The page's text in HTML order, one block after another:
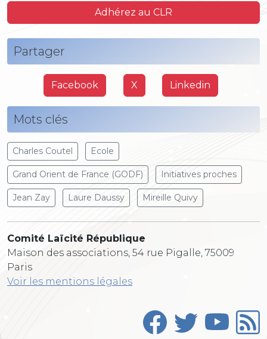
Adhérez au CLR
Partager
Facebook X Linkedin
Mots clés
Charles Coutel Ecole
Grand Orient de France (GODF) Initiatives proches
Jean Zay Laure Daussy Mireille Quivy
Comité Laïcité République
Maison des associations, 54 rue Pigalle, 75009
Paris
Voir les mentions légales